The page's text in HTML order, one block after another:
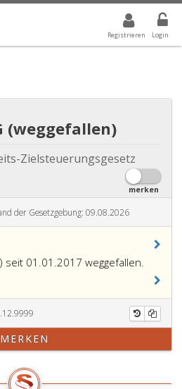
Registrieren Login
WERT IST ALLE
(weggefallen)
Zielsteuerungsgesetz
merken
der Gesetzgebung: 09.08.2026
seit 01.01.2017 weggefallen.
MERKEN